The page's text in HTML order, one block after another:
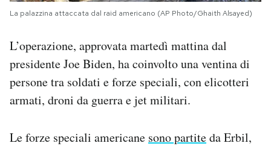
La palazzina attaccata dal raid americano (AP Photo/Ghaith Alsayed)
L’operazione, approvata martedì mattina dal
presidente Joe Biden, ha coinvolto una ventina di
persone tra soldati e forze speciali, con elicotteri
armati, droni da guerra e jet militari.
Le forze speciali americane sono partiteda Erbil,